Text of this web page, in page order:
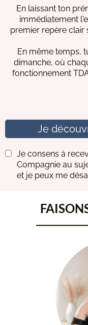
En laissant ton
immédiatement
premier repère clair
En même temps,
dimanche, où
fonctionnement
Je
Je consens à
Compagnie au
et je peux me